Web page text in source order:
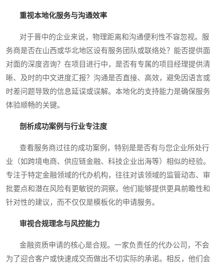
重视本地化服务与沟通效率
对于晋中的企业来说，物理距离和沟通便利性不容忽视。服
务商是否在山西或华北地区设有服务团队或联络处？能否提供面
对面的深度咨询？在项目进行中，是否有专属的项目经理提供清
晰、及时的中文进度汇报？沟通是否直接、高效，避免因语言或
时差问题导致的信息延误或误解。本地化的支持能力是确保服务
体验顺畅的关键。
剖析成功案例与行业专注度
查看服务商过往的成功案例，特别是是否有与您企业所处行
业（如跨境电商、供应链金融、科技企业出海等）相似的经验。
专注于特定金融领域的代办机构，往往对该领域的监管动态、审
批要点和潜在风险有更敏锐的洞察。他们能够提供更具前瞻性和
针对性的建议，而不仅仅是模板化的申请服务。
审视合规理念与风控能力
金融资质申请的核心是合规。一家负责任的代办公司，不会
为了迎合客户或快速成交而做出不切实际的承诺。相反，他们会